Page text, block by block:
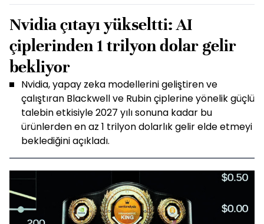
Nvidia çıtayı yükseltti: AI
çiplerinden 1 trilyon dolar gelir
bekliyor
Nvidia, yapay zeka modellerini geliştiren ve
çalıştıran Blackwell ve Rubin çiplerine yönelik güçlü
talebin etkisiyle 2027 yılı sonuna kadar bu
ürünlerden en az 1 trilyon dolarlık gelir elde etmeyi
beklediğini açıkladı.